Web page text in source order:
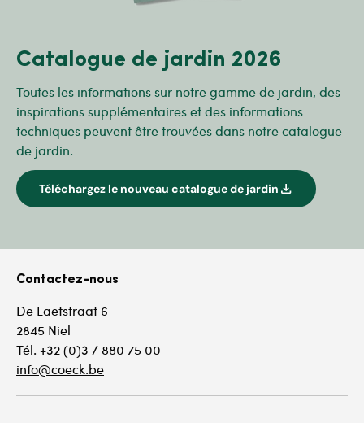
Catalogue de jardin 2026
Toutes les informations sur notre gamme de jardin, des
inspirations supplémentaires et des informations
techniques peuvent être trouvées dans notre catalogue
de jardin.
Téléchargez le nouveau catalogue de jardin download
Contactez-nous
De Laetstraat 6
2845 Niel
Tél. +32 (0)3 / 880 75 00
info@coeck.be